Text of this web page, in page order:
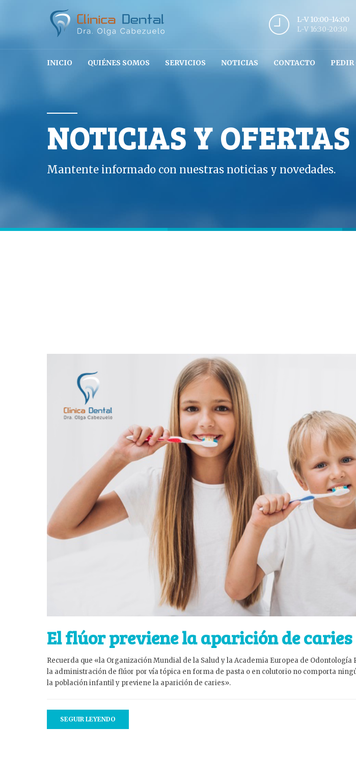
L-V 10:00-14:00
L-V 16:30-20:30
INICIO QUIÉNES SOMOS SERVICIOS NOTICIAS CONTACTO PEDIR
NOTICIAS Y OFERTAS
Mantente informado con nuestras noticias y novedades.
El flúor previene la aparición de caries
Recuerda que «la Organización Mundial de la Salud y la Academia Europea de Odontología
la administración de flúor por vía tópica en forma de pasta o en colutorio no comporta
la población infantil y previene la aparición de caries».
SEGUIR LEYENDO